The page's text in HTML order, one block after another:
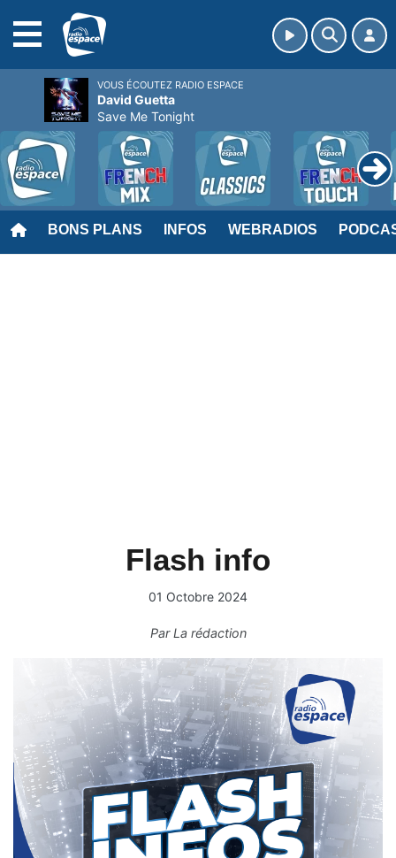
BONS PLANS INFOS WEBRADIOS
Flash info
01 Octobre 2024
ParLa rédaction
VOUS ÉCOUTEZ RADIO ESPACE
David Guetta
Save Me Tonight